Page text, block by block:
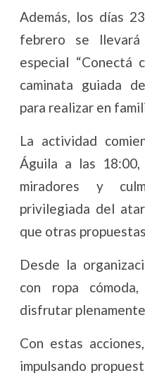
Además, los días
febrero se
especial “Conectá
caminata guiada
para realizar en
La actividad
Águila a las
miradores y
privilegiada del
que otras
Desde la
con ropa
disfrutar
Con estas
impulsando